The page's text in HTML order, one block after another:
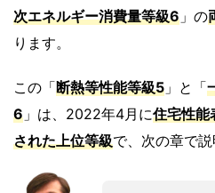
次エネルギー消費量等級6 」の
ります。
この「断熱等性能等級5 」と「
6 」は、2022年4月に住宅性能
された上位等級で、次の章で説